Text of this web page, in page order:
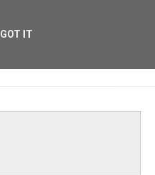
GOT IT